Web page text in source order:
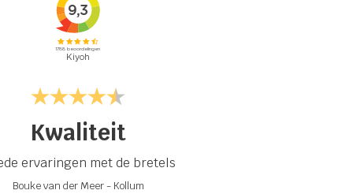
Kwaliteit
ervaringen met de bretels
Bouke van der Meer- Kollum